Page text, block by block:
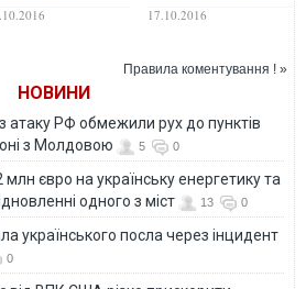
гуманітарного
17.10.2016
Правила коментування ! »
НОВИНИ
атаку РФ обмежили рух до пунктів
з Молдовою
5 0
млн євро на українську енергетику та
одного з міст
13 0
українського посла через інцидент
0